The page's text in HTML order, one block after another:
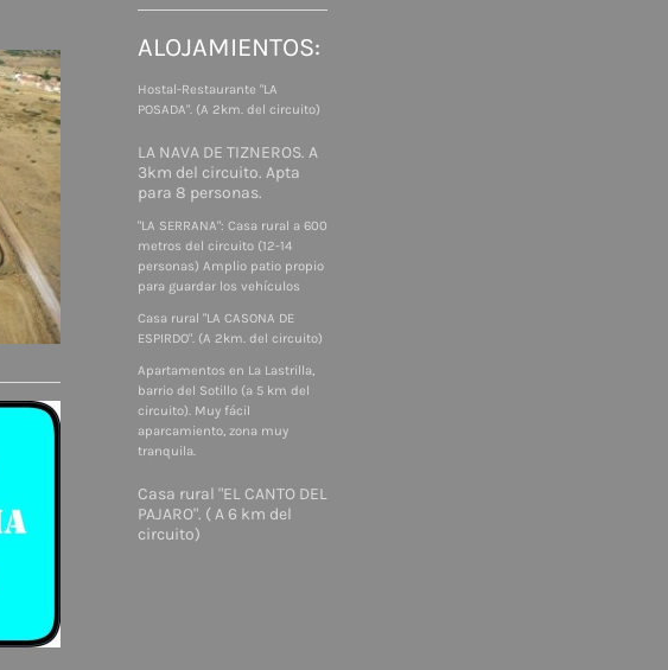
ALOJAMIENTOS:
Hostal-Restaurante "LA
POSADA". (A 2km. del circuito)
LA NAVA DE TIZNEROS. A
3km del circuito. Apta
para 8 personas.
"LA SERRANA": Casa rural a 600
metros del circuito (12-14
personas) Amplio patio propio
para guardar los vehículos
Casa rural "LA CASONA DE
ESPIRDO". (A 2km. del circuito)
Apartamentos en La Lastrilla,
barrio del Sotillo (a 5 km del
circuito). Muy fácil
aparcamiento, zona muy
tranquila.
Casa rural "EL CANTO DEL
PAJARO". ( A 6 km del
circuito)